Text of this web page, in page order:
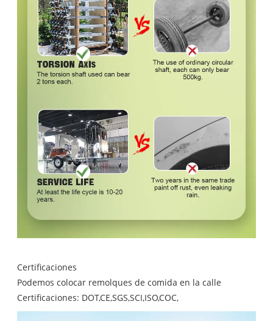
Certificaciones
Podemos colocar remolques de comida en la calle
Certificaciones: DOT,CE,SGS,SCI,ISO,COC,